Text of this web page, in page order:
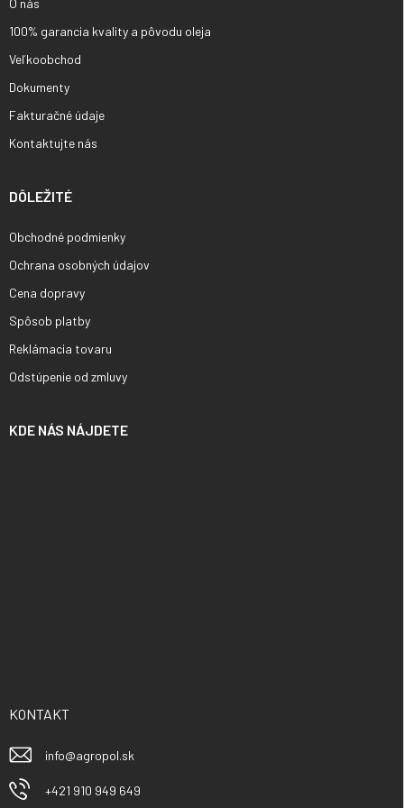
100% garancia kvality a pôvodu oleja
Veľkoobchod
Dokumenty
Fakturačné údaje
Kontaktujte nás
DÔLEŽITÉ
Obchodné podmienky
Ochrana osobných údajov
Cena dopravy
Spôsob platby
Reklámacia tovaru
Odstúpenie od zmluvy
KDE NÁS NÁJDETE
KONTAKT
info@agropol.sk
+421 910 949 649